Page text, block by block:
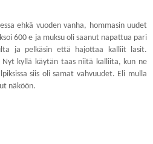
ehkä vuoden vanha, hommasin uudet
600 e ja muksu oli saanut napattua pari
ja pelkäsin että hajottaa kalliit lasit.
Nyt kyllä käytän taas niitä kalliita, kun ne
siis oli samat vahvuudet. Eli mulla
näköön.